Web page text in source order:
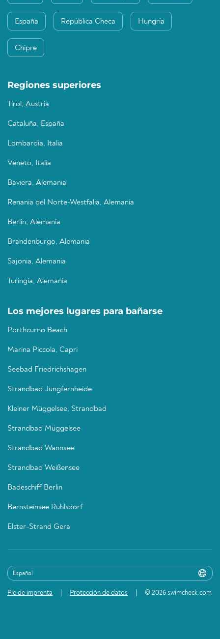
España República Checa Hungría
Chipre
Regiones superiores
Tirol, Austria
Cataluña, España
Lombardía, Italia
Veneto, Italia
Baviera, Alemania
Renania del Norte-Westfalia, Alemania
Berlín, Alemania
Brandenburgo, Alemania
Sajonia, Alemania
Turingia, Alemania
Los mejores lugares para bañarse
Porthcurno Beach
Marina Piccola, Capri
Seebad Friedrichshagen
Strandbad Jungfernheide
Kleiner Müggelsee, Strandbad
Strandbad Müggelsee
Strandbad Wannsee
Strandbad Weißensee
Badeschiff Berlin
Bernsteinsee Ruhlsdorf
Elster-Strand Gera
Pie de imprenta Protección de datos © 2026 swimcheck.com